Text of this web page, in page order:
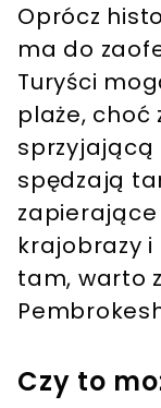
Oprócz
ma do
Turyści
plaże, choć
sprzyjającą
spędzają
krajobrazy i
tam, warto
Czy to